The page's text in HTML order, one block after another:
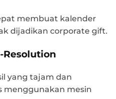
membuat kalender
dijadikan corporate gift.
Resolution
yang tajam dan
menggunakan mesin